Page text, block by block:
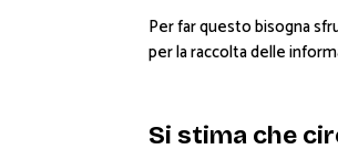
Per far questo bisogna
per la raccolta delle
Si stima che